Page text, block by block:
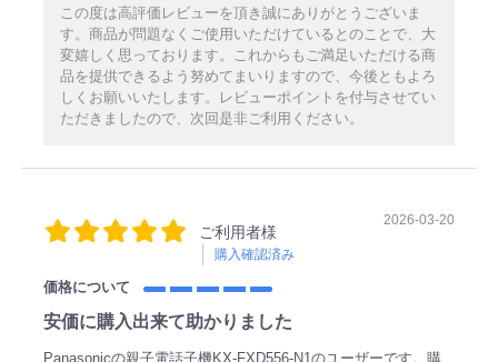
この度は高評価レビューを頂き誠にありがとうございま
す。商品が問題なくご使用いただけているとのことで、大
変嬉しく思っております。これからもご満足いただける商
品を提供できるよう努めてまいりますので、今後ともよろ
しくお願いいたします。レビューポイントを付与させてい
ただきましたので、次回是非ご利用ください。
ご利用者様
購入確認済み
2026-03-20
価格について
安価に購入出来て助かりました
Panasonicの親子電話子機KX-FXD556-N1のユーザーです。購